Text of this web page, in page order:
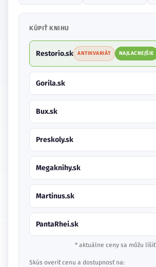
KÚPIŤ KNIHU
Restorio.sk ANTIKVARIÁT NAJLACNEJŠIE
Gorila.sk
Bux.sk
Preskoly.sk
Megaknihy.sk
Martinus.sk
PantaRhei.sk
* aktuálne ceny sa môžu líšiť
Skús overiť cenu a dostupnosť na: